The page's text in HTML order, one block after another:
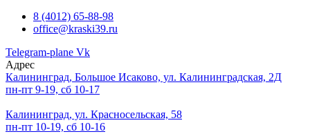
8 (4012) 65-88-98
office@kraski39.ru
Telegram-plane Vk
Адрес
Калининград, Большое Исаково, ул. Калининградская, 2Д
пн-пт 9-19, сб 10-17
Калининград, ул. Красносельская, 58
пн-пт 10-19, сб 10-16